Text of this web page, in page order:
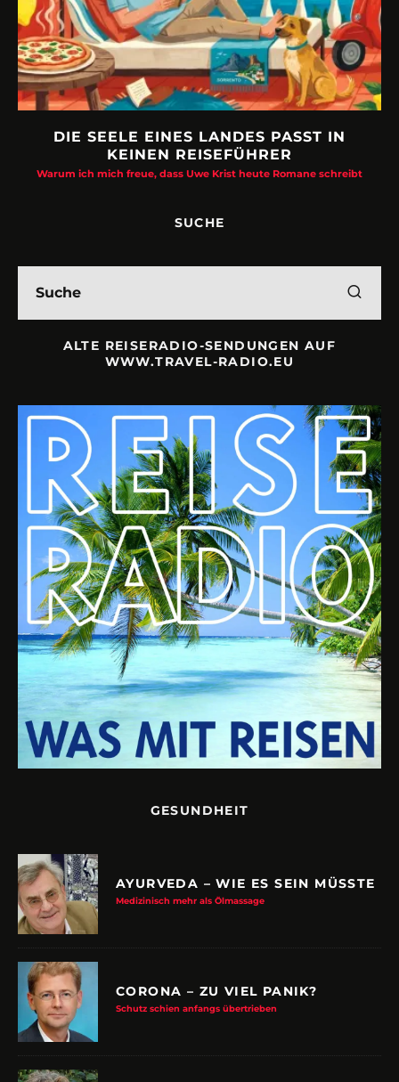
DIE SEELE EINES LANDES PASST IN
KEINEN REISEFÜHRER
Warum ich mich freue, dass Uwe Krist heute Romane schreibt
SUCHE
ALTE REISERADIO-SENDUNGEN AUF
WWW.TRAVEL-RADIO.EU
GESUNDHEIT
AYURVEDA – WIE ES SEIN MÜSSTE
Medizinisch mehr als Ölmassage
CORONA – ZU VIEL PANIK?
Schutz schien anfangs übertrieben